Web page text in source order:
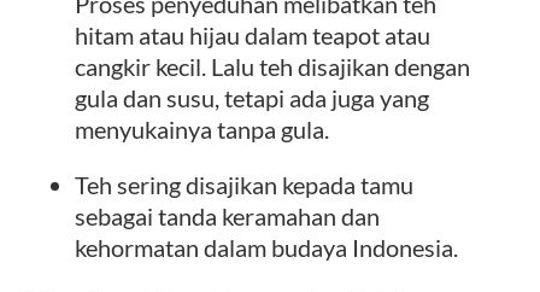
hitam atau hijau dalam teapot atau
cangkir kecil. Lalu teh disajikan dengan
gula dan susu, tetapi ada juga yang
menyukainya tanpa gula.
Teh sering disajikan kepada tamu
sebagai tanda keramahan dan
kehormatan dalam budaya Indonesia.